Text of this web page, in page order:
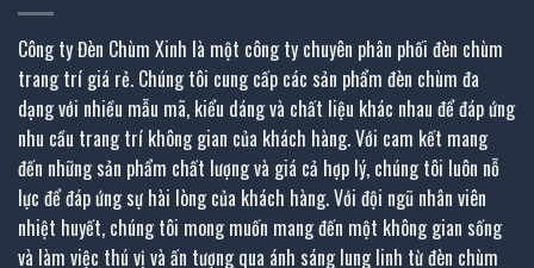
Công ty Đèn Chùm Xinh là một công ty chuyên phân phối đèn chùm
trang trí giá rẻ. Chúng tôi cung cấp các sản phẩm đèn chùm đa
dạng với nhiều mẫu mã, kiểu dáng và chất liệu khác nhau để đáp ứng
nhu cầu trang trí không gian của khách hàng. Với cam kết mang
đến những sản phẩm chất lượng và giá cả hợp lý, chúng tôi luôn nỗ
lực để đáp ứng sự hài lòng của khách hàng. Với đội ngũ nhân viên
nhiệt huyết, chúng tôi mong muốn mang đến một không gian sống
và làm việc thú vị và ấn tượng qua ánh sáng lung linh từ đèn chùm